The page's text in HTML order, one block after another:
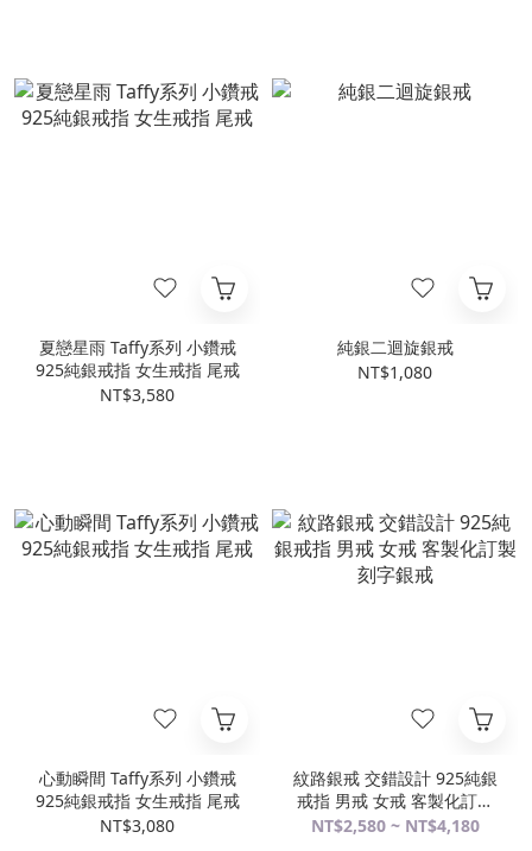
夏戀星雨 Taffy系列 小鑽戒
925純銀戒指 女生戒指 尾戒
NT$3,580
純銀二迴旋銀戒
NT$1,080
心動瞬間 Taffy系列 小鑽戒
925純銀戒指 女生戒指 尾戒
NT$3,080
紋路銀戒 交錯設計 925純銀
戒指 男戒 女戒 客製化訂製
刻字銀戒
NT$2,580 ~ NT$4,180